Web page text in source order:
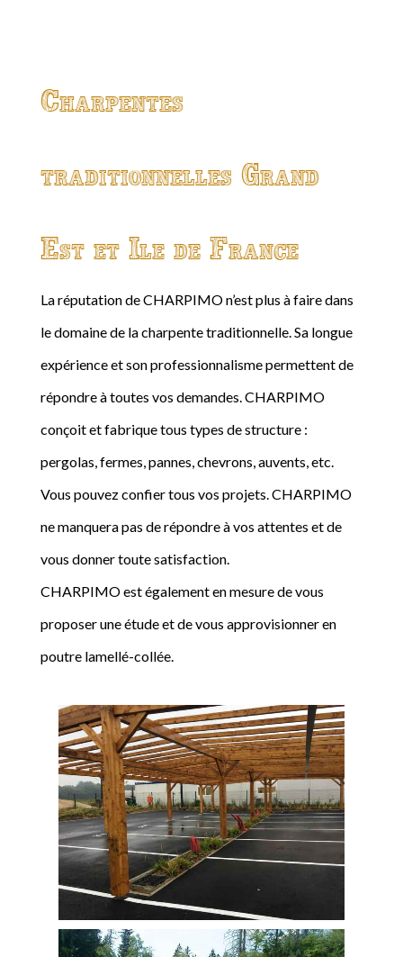
Charpentes
traditionnelles Grand
Est et Ile de France
La réputation de CHARPIMO n’est plus à faire dans
le domaine de la charpente traditionnelle. Sa longue
expérience et son professionnalisme permettent de
répondre à toutes vos demandes. CHARPIMO
conçoit et fabrique tous types de structure :
pergolas, fermes, pannes, chevrons, auvents, etc.
Vous pouvez confier tous vos projets. CHARPIMO
ne manquera pas de répondre à vos attentes et de
vous donner toute satisfaction.
CHARPIMO est également en mesure de vous
proposer une étude et de vous approvisionner en
poutre lamellé-collée.